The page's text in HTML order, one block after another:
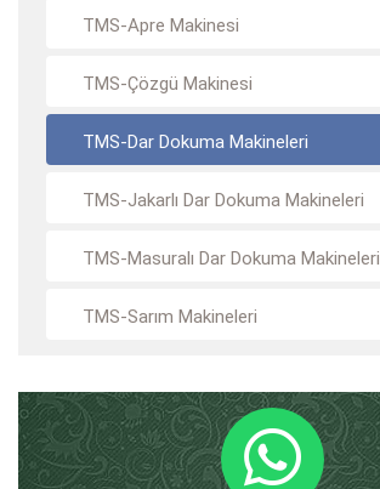
TMS-Apre Makinesi
TMS-Çözgü Makinesi
TMS-Dar Dokuma Makineleri
TMS-Jakarlı Dar Dokuma Makineleri
TMS-Masuralı Dar Dokuma Makineleri
TMS-Sarım Makineleri